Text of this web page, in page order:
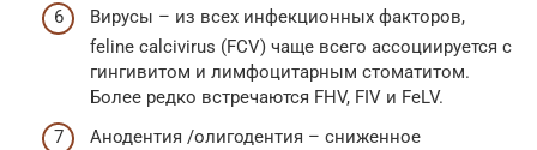
Вирусы – из всех инфекционных факторов,
feline calcivirus (FCV) чаще всего ассоциируется с
гингивитом и лимфоцитарным стоматитом.
Более редко встречаются FHV, FIV и FeLV.
Анодентия /олигодентия – сниженное